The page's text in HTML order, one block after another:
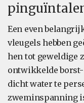
Een even
vleugels hebben
hen tot geweldige
ontwikkelde
dicht water te
zweminspanning